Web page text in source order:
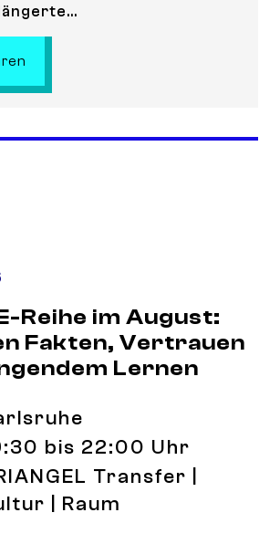
Reihe im August:
Fakten, Vertrauen
Lernen
bis 22:00 Uhr
Transfer |
| Raum